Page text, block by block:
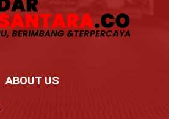
ABOUT US